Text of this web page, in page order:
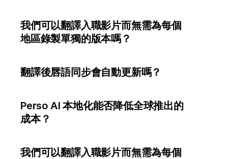
我們可以翻譯入職影片而無需為每個
地區錄製單獨的版本嗎？
翻譯後唇語同步會自動更新嗎？
Perso AI 本地化能否降低全球推出的
成本？
我們可以翻譯入職影片而無需為每個